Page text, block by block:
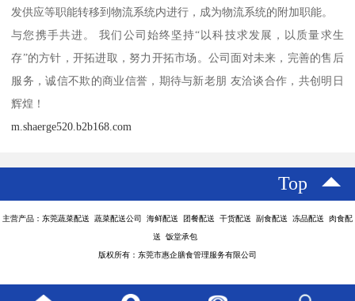
发供应等职能转移到物流系统内进行，成为物流系统的附加职能。
与您携手共进。 我们公司始终坚持“以科技求发展，以质量求生
存”的方针，开拓进取，努力开拓市场。公司面对未来，完善的售后
服务，诚信不欺的商业信誉，期待与新老朋 友洽谈合作，共创明日
辉煌！
m.shaerge520.b2b168.com
Top
主营产品：东莞蔬菜配送 蔬菜配送公司 海鲜配送 团餐配送 干货配送 副食配送 冻品配送 肉食配
送 饭堂承包
版权所有：东莞市惠企膳食管理服务有限公司